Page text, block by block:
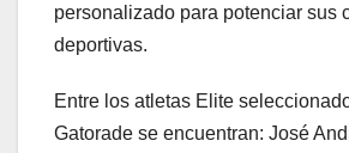
personalizado para potenciar sus
deportivas.
Entre los atletas Elite
Gatorade se encuentran: José